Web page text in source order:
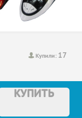
Купили: 17
КУПИТЬ